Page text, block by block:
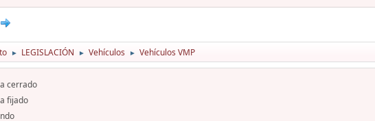
► LEGISLACIÓN ► Vehículos ► Vehículos VMP
cerrado
fijado